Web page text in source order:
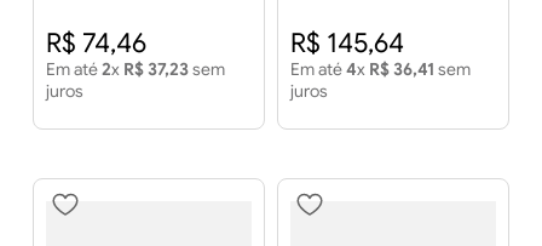
R$ 74,46
Em até2x R$ 37,23sem
juros
R$ 145,64
Em até4x R$ 36,41 sem
juros